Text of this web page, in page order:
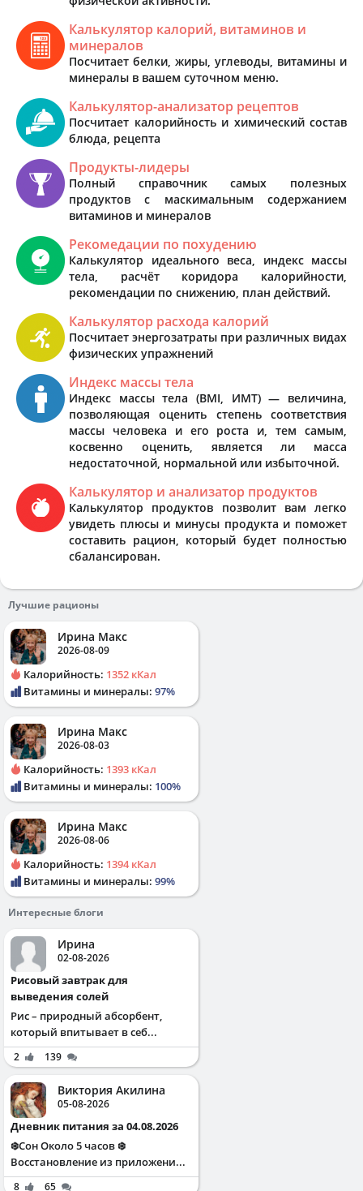
Калькулятор калорий, витаминов и
минералов
Посчитает белки, жиры, углеводы, витамины и
минералы в вашем суточном меню.
Калькулятор-анализатор рецептов
Посчитает калорийность и химический состав
блюда, рецепта
Продукты-лидеры
Полный справочник самых полезных
продуктов с маскимальным содержанием
витаминов и минералов
Рекомедации по похудению
Калькулятор идеального веса, индекс массы
тела, расчёт коридора калорийности,
рекомендации по снижению, план действий.
Калькулятор расхода калорий
Посчитает энергозатраты при различных видах
физических упражнений
Индекс массы тела
Индекс массы тела (BMI, ИМТ) — величина,
позволяющая оценить степень соответствия
массы человека и его роста и, тем самым,
косвенно оценить, является ли масса
недостаточной, нормальной или избыточной.
Калькулятор и анализатор продуктов
Калькулятор продуктов позволит вам легко
увидеть плюсы и минусы продукта и поможет
составить рацион, который будет полностью
сбалансирован.
Лучшие рационы
Ирина Макс
2026-08-09
Калорийность: 1352 кКал
Витамины и минералы: 97%
Ирина Макс
2026-08-03
Калорийность: 1393 кКал
Витамины и минералы: 100%
Ирина Макс
2026-08-06
Калорийность: 1394 кКал
Витамины и минералы: 99%
Интересные блоги
Ирина
02-08-2026
Рисовый завтрак для
выведения солей
Рис – природный абсорбент,
который впитывает в себ...
2 139
Виктория Акилина
05-08-2026
Дневник питания за 04.08.2026
❄️Сон Около 5 часов ❄️
Восстановление из приложени...
8 65